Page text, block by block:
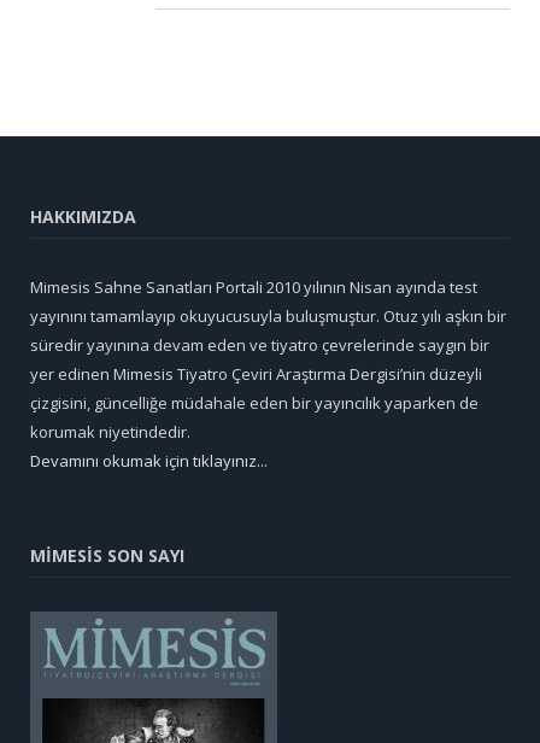
HAKKIMIZDA
Mimesis Sahne Sanatları Portali 2010 yılının Nisan ayında test
yayınını tamamlayıp okuyucusuyla buluşmuştur. Otuz yılı aşkın bir
süredir yayınına devam eden ve tiyatro çevrelerinde saygın bir
yer edinen Mimesis Tiyatro Çeviri Araştırma Dergisi’nin düzeyli
çizgisini, güncelliğe müdahale eden bir yayıncılık yaparken de
korumak niyetindedir.
Devamını okumak için tıklayınız...
MİMESİS SON SAYI